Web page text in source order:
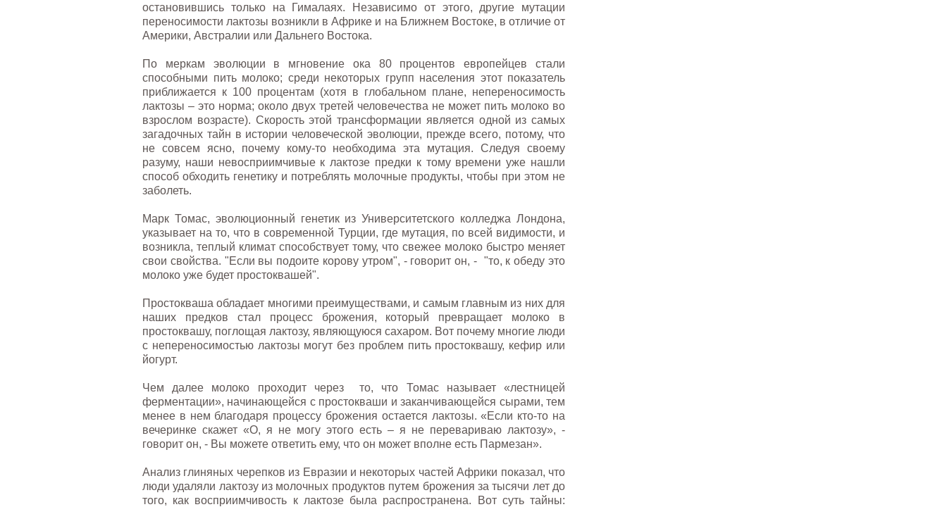
остановившись только на Гималаях. Независимо от этого, другие мутации
переносимости лактозы возникли в Африке и на Ближнем Востоке, в отличие от
Америки, Австралии или Дальнего Востока.
По меркам эволюции в мгновение ока 80 процентов европейцев стали
способными пить молоко; среди некоторых групп населения этот показатель
приближается к 100 процентам (хотя в глобальном плане, непереносимость
лактозы – это норма; около двух третей человечества не может пить молоко во
взрослом возрасте). Скорость этой трансформации является одной из самых
загадочных тайн в истории человеческой эволюции, прежде всего, потому, что
не совсем ясно, почему кому-то необходима эта мутация. Следуя своему
разуму, наши невосприимчивые к лактозе предки к тому времени уже нашли
способ обходить генетику и потреблять молочные продукты, чтобы при этом не
заболеть.
Марк Томас, эволюционный генетик из Университетского колледжа Лондона,
указывает на то, что в современной Турции, где мутация, по всей видимости, и
возникла, теплый климат способствует тому, что свежее молоко быстро меняет
свои свойства. "Если вы подоите корову утром", - говорит он, - "то, к обеду это
молоко уже будет простоквашей".
Простокваша обладает многими преимуществами, и самым главным из них для
наших предков стал процесс брожения, который превращает молоко в
простоквашу, поглощая лактозу, являющуюся сахаром. Вот почему многие люди
с непереносимостью лактозы могут без проблем пить простоквашу, кефир или
йогурт.
Чем далее молоко проходит через то, что Томас называет «лестницей
ферментации», начинающейся с простокваши и заканчивающейся сырами, тем
менее в нем благодаря процессу брожения остается лактозы. «Если кто-то на
вечеринке скажет «О, я не могу этого есть – я не перевариваю лактозу», -
говорит он, - Вы можете ответить ему, что он может вполне есть Пармезан».
Анализ глиняных черепков из Евразии и некоторых частей Африки показал, что
люди удаляли лактозу из молочных продуктов путем брожения за тысячи лет до
того, как восприимчивость к лактозе была распространена. Вот суть тайны: